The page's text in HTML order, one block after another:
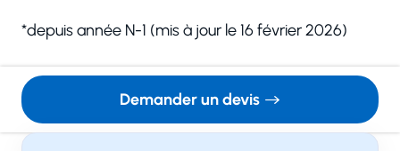
*depuis année N-1 (mis à jour le 16 février 2026)
Demander un devis
Nom